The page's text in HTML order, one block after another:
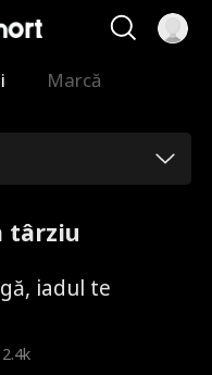
Marcă
târziu
iadul te
2.4k